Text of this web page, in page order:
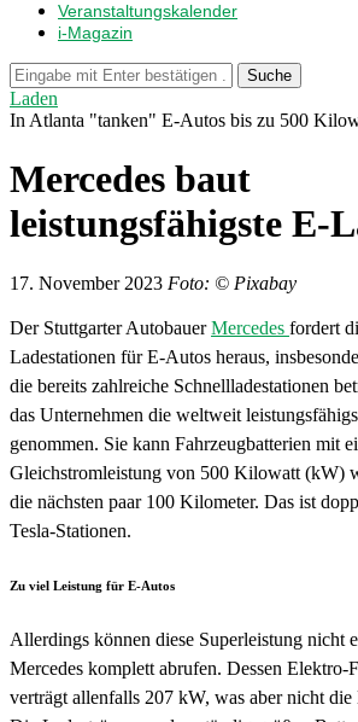
Veranstaltungskalender
i-Magazin
Suche
Laden
In Atlanta "tanken" E-Autos bis zu 500
Mercedes baut
leistungsfähigste E-
17. November 2023 Foto: © Pixabay
Der Stuttgarter AutobauerMercedes fordert
Ladestationen für E-Autos heraus,
die bereits zahlreiche Schnellladestationen
das Unternehmen die weltweit
genommen. Sie kann Fahrzeugbatterien mit
Gleichstromleistung von 500 Kilowatt (kW)
die nächsten paar 100 Kilometer. Das ist
Tesla-Stationen.
Zu viel Leistung für E-Autos
Allerdings können diese Superleistung nicht
Mercedes komplett abrufen. Dessen Elektro-
verträgt allenfalls 207 kW, was aber nicht die